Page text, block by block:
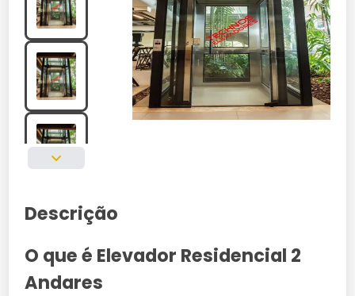
Descrição
O que é Elevador Residencial 2
Andares